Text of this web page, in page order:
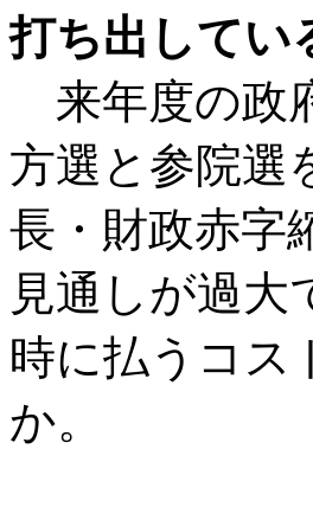
打ち出してい
来年度の政
方選と参院選
長・財政赤字
見通しが過
時に払うコス
か。